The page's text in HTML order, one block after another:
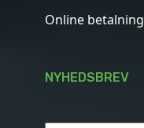
Online betalning
NYHEDSBREV